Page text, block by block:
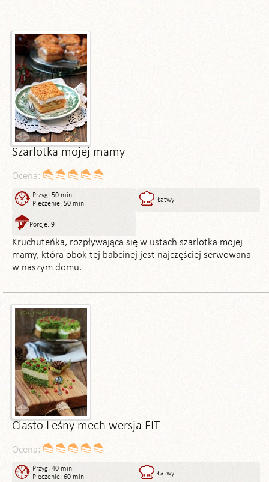
Szarlotka mojej mamy
Ocena:
Przyg: 50 min
Pieczenie: 50 min
Łatwy
Porcje: 9
Kruchuteńka, rozpływająca się w ustach szarlotka mojej
mamy, która obok tej babcinej jest najczęściej serwowana
w naszym domu.
Ciasto Leśny mech wersja FIT
Ocena:
Przyg: 40 min
Pieczenie: 60 min
Łatwy